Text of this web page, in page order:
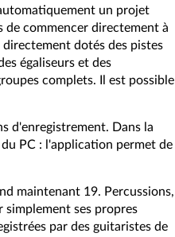
un projet
commencer directement à
dotés des pistes
égaliseurs et des
complets. Il est possible
d'enregistrement. Dans la
PC : l'application permet de
maintenant 19. Percussions,
ses propres
par des guitaristes de